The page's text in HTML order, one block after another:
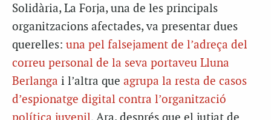
Solidària, La Forja, una de les principals
organitzacions afectades, va presentar dues
querelles: una pel falsejament de l’adreça del
correu personal de la seva portaveu Lluna
Berlanga i l’altra que agrupa la resta de casos
d’espionatge digital contra l’organització